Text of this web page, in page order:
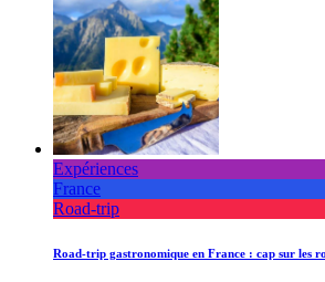
Expériences
France
Road-trip
Road-trip gastronomique en France : cap sur les